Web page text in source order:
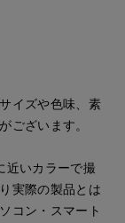
イズや色味、素
ございます。
近いカラーで撮
実際の製品とは
コン・スマート